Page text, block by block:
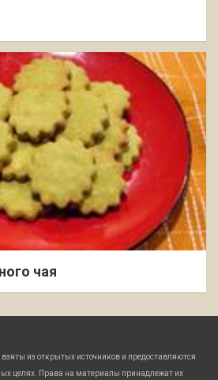
чая
из открытых источников и предоставляются
целях. Права на материалы принадлежат их